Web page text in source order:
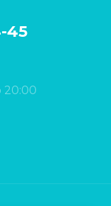
45
20:00